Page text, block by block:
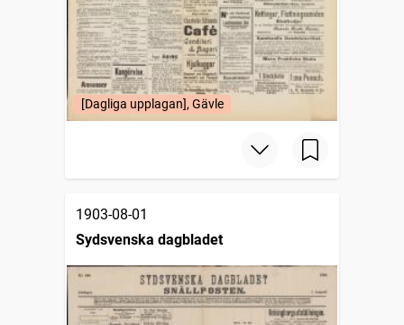
[Dagliga upplagan], Gävle
1903-08-01
Sydsvenska dagbladet